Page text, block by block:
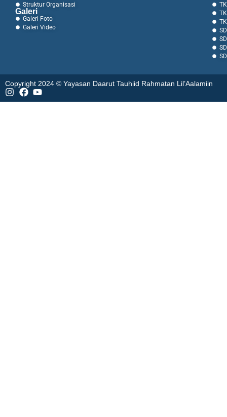
Struktur Organisasi
Galeri
Galeri Foto
Galeri Video
Copyright 2024 © Yayasan Daarut Tauhiid Rahmatan Lil’Aalamiin